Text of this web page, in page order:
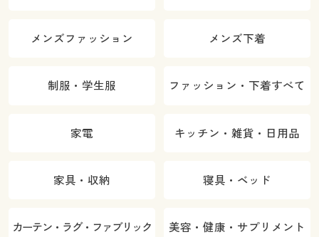
メンズファッション メンズ下着
制服・学生服 ファッション・下着すべて
家電 キッチン・雑貨・日用品
家具・収納 寝具・ベッド
カーテン・ラグ・ファブリック 美容・健康・サプリメント